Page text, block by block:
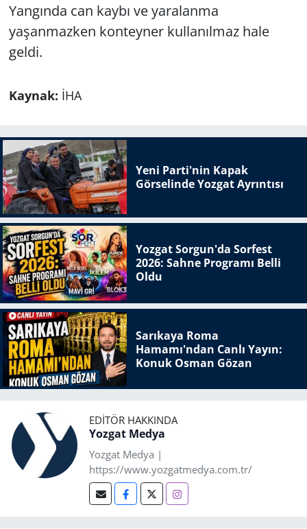
Yangında can kaybı ve yaralanma
yaşanmazken konteyner kullanılmaz hale
geldi.
Kaynak: İHA
Yeni Parti'nin Kapak
Görselinde Yozgat Ayrıntısı
Yozgat Sorgun'da Sorfest
2026: Sahne Programı Belli
Oldu
Sarıkaya Roma
Hamamı'ndan Canlı Yayın:
Konuk Osman Gözan
EDITÖR HAKKINDA
Yozgat Medya
Yozgat Medya |
https://www.yozgatmedya.com.tr/